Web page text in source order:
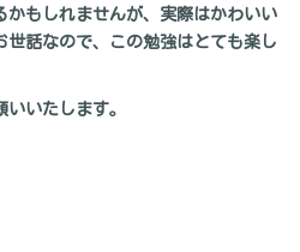
かもしれませんが、実際はかわいい
世話なので、この勉強はとても楽し
いたします。